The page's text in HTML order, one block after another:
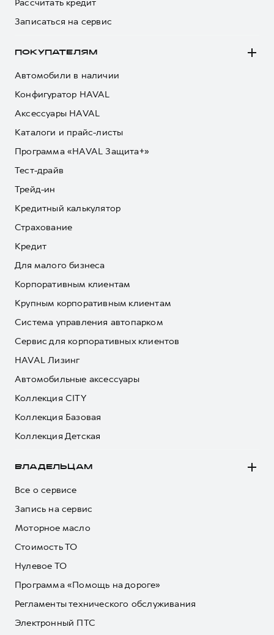
Рассчитать кредит
Записаться на сервис
ПОКУПАТЕЛЯМ
Автомобили в наличии
Конфигуратор HAVAL
Аксессуары HAVAL
Каталоги и прайс-листы
Программа «HAVAL Защита+»
Тест-драйв
Трейд-ин
Кредитный калькулятор
Страхование
Кредит
Для малого бизнеса
Корпоративным клиентам
Крупным корпоративным клиентам
Система управления автопарком
Сервис для корпоративных клиентов
HAVAL Лизинг
Автомобильные аксессуары
Коллекция CITY
Коллекция Базовая
Коллекция Детская
ВЛАДЕЛЬЦАМ
Все о сервисе
Запись на сервис
Моторное масло
Стоимость ТО
Нулевое ТО
Программа «Помощь на дороге»
Регламенты технического обслуживания
Электронный ПТС